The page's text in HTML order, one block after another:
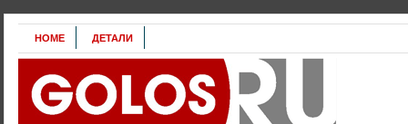
HOME ДЕТАЛИ